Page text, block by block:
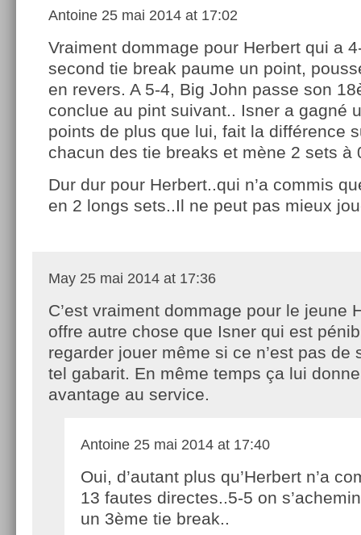
Antoine 25 mai 2014 at 17:02
Vraiment dommage pour Herbert qui a
second tie break paume un point,
en revers. A 5-4, Big John passe son
conclue au pint suivant.. Isner a gagné
points de plus que lui, fait la différence
chacun des tie breaks et mène 2 sets à
Dur dur pour Herbert..qui n’a commis
en 2 longs sets..Il ne peut pas mieux
May 25 mai 2014 at 17:36
C’est vraiment dommage pour le jeune
offre autre chose que Isner qui est
regarder jouer même si ce n’est pas de
tel gabarit. En même temps ça lui
avantage au service.
Antoine 25 mai 2014 at 17:40
Oui, d’autant plus qu’Herbert n’a
13 fautes directes..5-5 on
un 3ème tie break..